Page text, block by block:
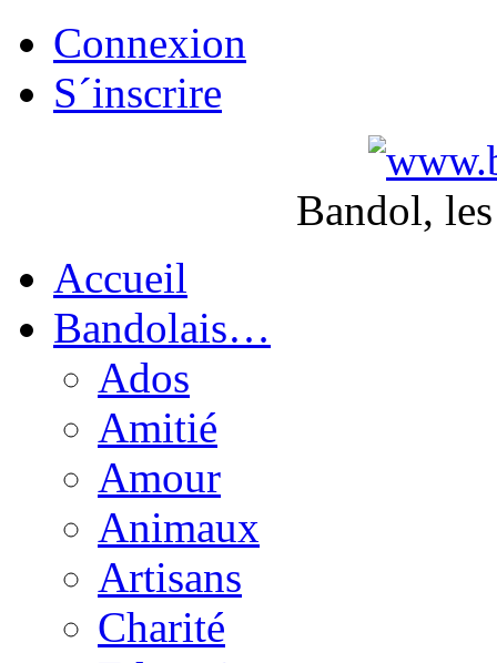
Connexion
S´inscrire
Bandol,
Accueil
Bandolais…
Ados
Amitié
Amour
Animaux
Artisans
Charité